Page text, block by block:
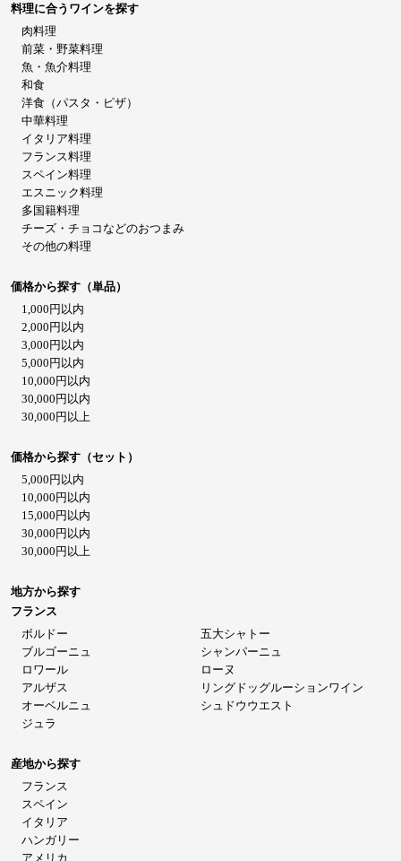
料理に合うワインを探す
肉料理
前菜・野菜料理
魚・魚介料理
和食
洋食（パスタ・ピザ）
中華料理
イタリア料理
フランス料理
スペイン料理
エスニック料理
多国籍料理
チーズ・チョコなどのおつまみ
その他の料理
価格から探す（単品）
1,000円以内
2,000円以内
3,000円以内
5,000円以内
10,000円以内
30,000円以内
30,000円以上
価格から探す（セット）
5,000円以内
10,000円以内
15,000円以内
30,000円以内
30,000円以上
地方から探す
フランス
ボルドー
五大シャトー
ブルゴーニュ
シャンパーニュ
ロワール
ローヌ
アルザス
リングドッグルーションワイン
オーベルニュ
シュドウウエスト
ジュラ
産地から探す
フランス
スペイン
イタリア
ハンガリー
アメリカ